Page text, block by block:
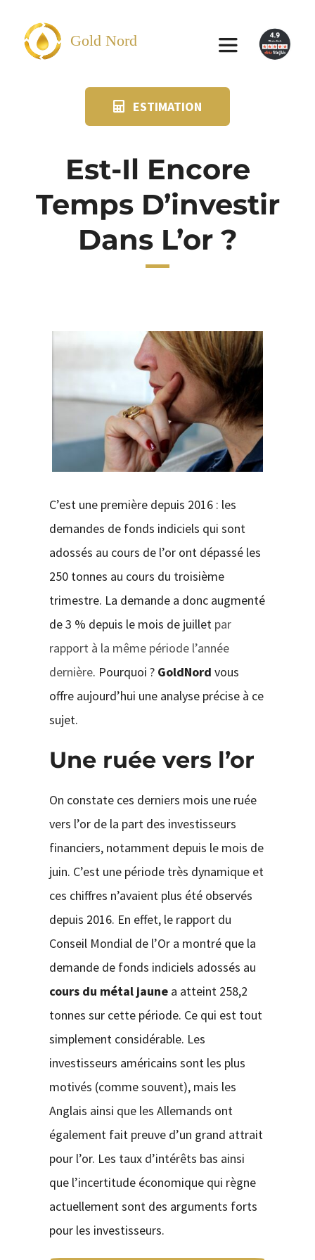
contenu
Gold Nord
Toggle
SUIVI KIT POSTAL
ESTIMATION
Est-Il Encore
Temps D’investir
Dans L’or ?
C’est une première depuis 2016 : les
demandes de fonds indiciels qui sont
adossés au cours de l’or ont dépassé les
250 tonnes au cours du troisième
trimestre. La demande a donc augmenté
de 3 % depuis le mois de juillet par
rapport à la même période l’année
dernière. Pourquoi ? GoldNord vous
offre aujourd’hui une analyse précise à ce
sujet.
Une ruée vers l’or
On constate ces derniers mois une ruée
vers l’or de la part des investisseurs
financiers, notamment depuis le mois de
juin. C’est une période très dynamique et
ces chiffres n’avaient plus été observés
depuis 2016. En effet, le rapport du
Conseil Mondial de l’Or a montré que la
demande de fonds indiciels adossés au
cours du métal jaunea atteint 258,2
tonnes sur cette période. Ce qui est tout
simplement considérable. Les
investisseurs américains sont les plus
motivés (comme souvent), mais les
Anglais ainsi que les Allemands ont
également fait preuve d’un grand attrait
pour l’or. Les taux d’intérêts bas ainsi
que l’incertitude économique qui règne
actuellement sont des arguments forts
pour les investisseurs.